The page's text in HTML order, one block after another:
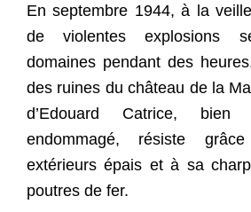
En septembre 1944, à la
de violentes explosions
domaines pendant des
des ruines du château de la
d’Edouard Catrice, bien
endommagé, résiste
extérieurs épais et à sa
poutres de fer.